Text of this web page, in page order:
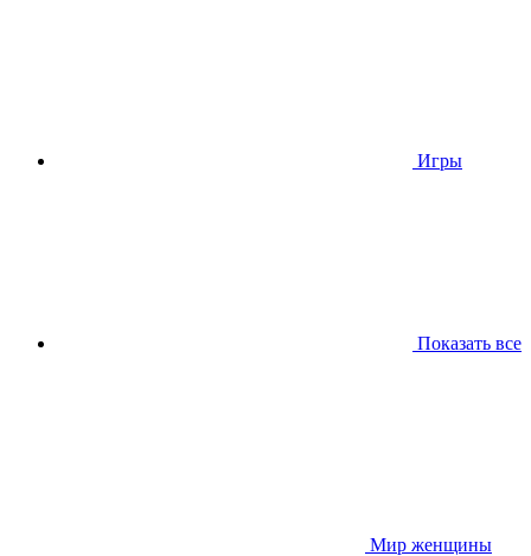
Игры
Показать все
Мир женщины